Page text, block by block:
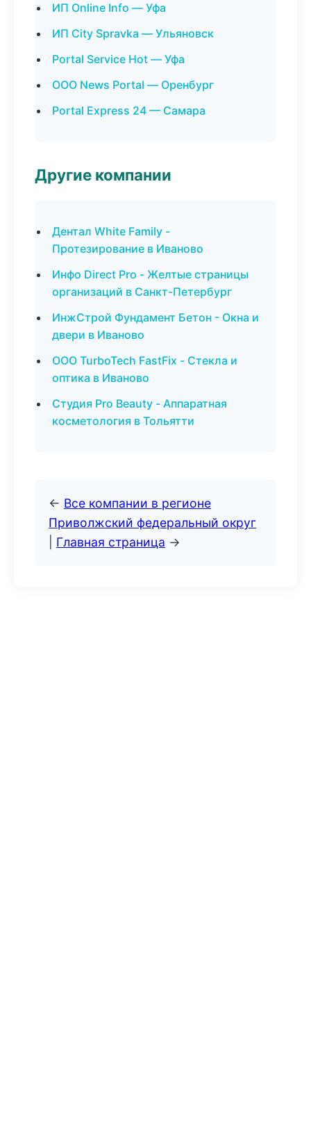
ИП Online Info — Уфа
ИП City Spravka — Ульяновск
Portal Service Hot — Уфа
ООО News Portal — Оренбург
Portal Express 24 — Самара
Другие компании
Дентал White Family -
Протезирование в Иваново
Инфо Direct Pro - Желтые страницы
организаций в Санкт-Петербург
ИнжСтрой Фундамент Бетон - Окна и
двери в Иваново
ООО TurboTech FastFix - Стекла и
оптика в Иваново
Студия Pro Beauty - Аппаратная
косметология в Тольятти
← Все компании в регионе
Приволжский федеральный округ
Главная страница →